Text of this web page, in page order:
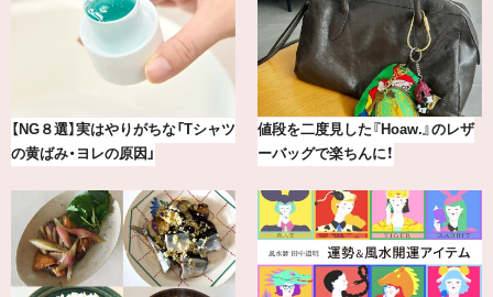
最新版！東京都内のおしゃれな朝活
カフェ＆モーニング9選
【BAILA×OMO】ウオズミアミ描き
下ろし！金沢の旅リスト